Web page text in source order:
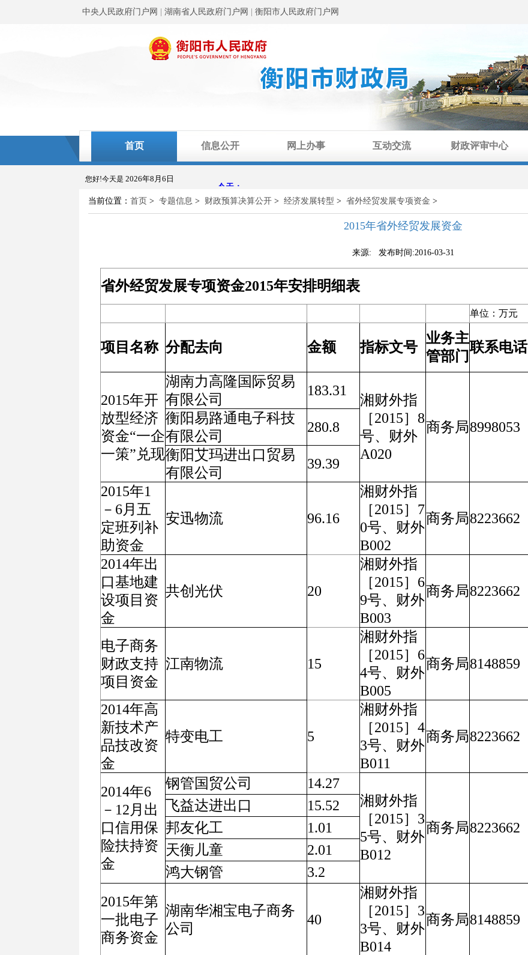
中央人民政府门户网 湖南省人民政府门户网 衡阳市人民政府门户网
首页 信息公开 网上办事 互动交流 财政评审中心
您好!今天是 2026年8月6日
当前位置： 首页 > 专题信息 > 财政预算决算公开 > 经济发展转型 > 省外经贸发展专项资金 >
2015年省外经贸发展资金
来源: 发布时间:2016-03-31
省外经贸发展专项资金2015年安排明细表
单位：万元
项目名称 分配去向 金额 指标文号
业务主
管部门
联系电话
2015年开
放型经济
资金“一企
一策”兑现
湖南力高隆国际贸易
有限公司
183.31
湘财外指
［2015］8
号、财外
A020
商务局8998053
衡阳易路通电子科技
有限公司
280.8
衡阳艾玛进出口贸易
有限公司
39.39
2015年1
－6月五
定班列补
助资金
安迅物流 96.16
湘财外指
［2015］7
0号、财外
B002
商务局8223662
2014年出
口基地建
设项目资
金
共创光伏 20
湘财外指
［2015］6
9号、财外
B003
商务局8223662
电子商务
财政支持
项目资金
江南物流 15
湘财外指
［2015］6
4号、财外
B005
商务局8148859
2014年高
新技术产
品技改资
金
特变电工 5
湘财外指
［2015］4
3号、财外
B011
商务局8223662
2014年6
－12月出
口信用保
险扶持资
金
钢管国贸公司
14.27
湘财外指
［2015］3
5号、财外
B012
商务局8223662
飞益达进出口
15.52
邦友化工
1.01
天衡儿童
2.01
鸿大钢管
3.2
2015年第
一批电子
商务资金
湖南华湘宝电子商务
公司
40
湘财外指
［2015］3
3号、财外
B014
商务局8148859